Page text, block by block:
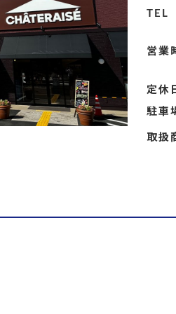
TEL
営業
定休
駐車
取扱